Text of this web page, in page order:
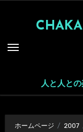
人と人と
ホームページ 2007